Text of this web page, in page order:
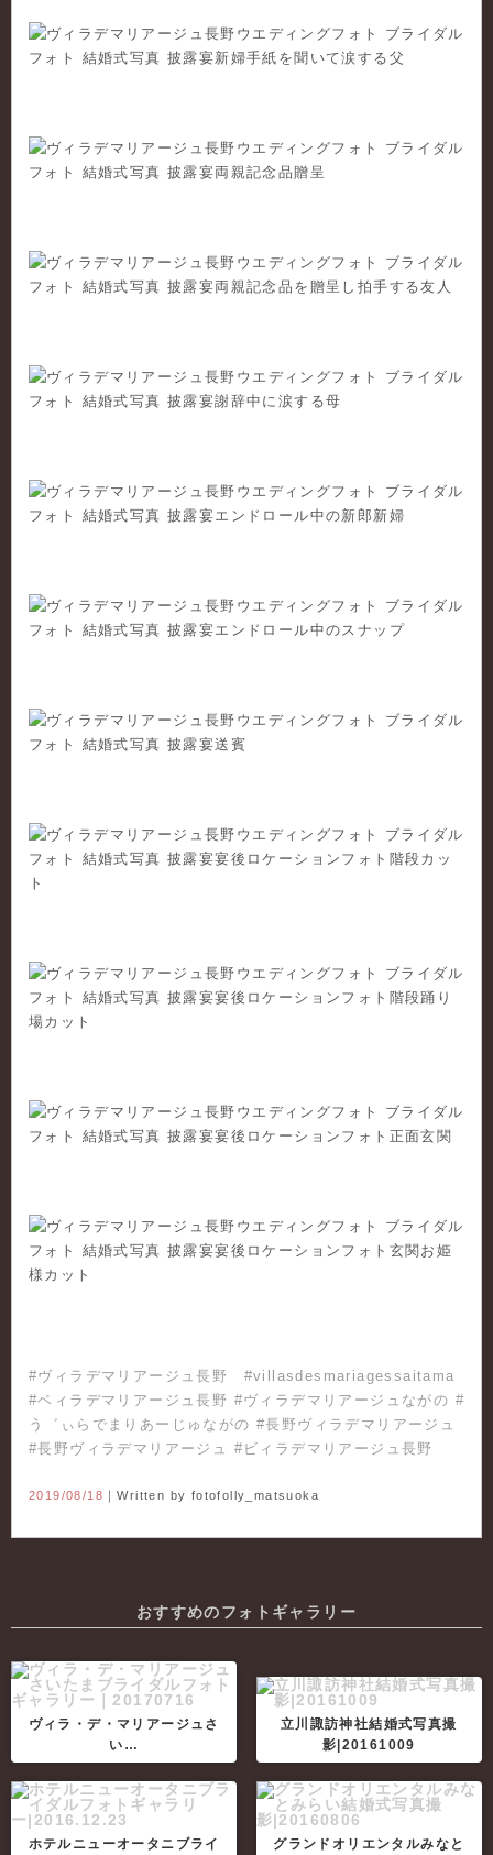
#ヴィラデマリアージュ長野 #villasdesmariagessaitama
#ベィラデマリアージュ長野 #ヴィラデマリアージュながの #
う゛ぃらでまりあーじゅながの #長野ヴィラデマリアージュ
#長野ヴィラデマリアージュ #ビィラデマリアージュ長野
2019/08/18 ｜Written by fotofolly_matsuoka
おすすめのフォトギャラリー
ヴィラ・デ・マリアージュさ
い…
立川諏訪神社結婚式写真撮
影|20161009
ホテルニューオータニブライ
グランドオリエンタルみなと